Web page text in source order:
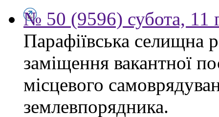
№ 50 (9596) субота, 11
Парафіївська селищна
заміщення вакантної
місцевого
землевпорядника.